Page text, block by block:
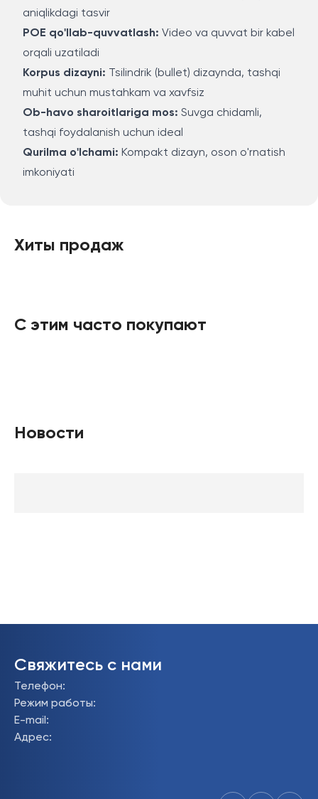
aniqlikdagi tasvir
POE qo'llab-quvvatlash: Video va quvvat bir kabel
orqali uzatiladi
Korpus dizayni: Tsilindrik (bullet) dizaynda, tashqi
muhit uchun mustahkam va xavfsiz
Ob-havo sharoitlariga mos: Suvga chidamli,
tashqi foydalanish uchun ideal
Qurilma o'lchami: Kompakt dizayn, oson o'rnatish
imkoniyati
Хиты продаж
С этим часто покупают
Новости
Свяжитесь с нами
Телефон:
Режим работы:
E-mail :
Адрес: